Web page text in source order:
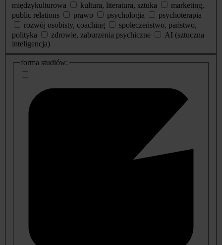
międzykulturowa
kultura, literatura, sztuka
marketing,
public relations
prawo psychologia
psychoterapia
rozwój osobisty, coaching
społeczeństwo, państwo,
polityka
zdrowie, zaburzenia psychiczne
AI (sztuczna
inteligencja)
dodatkowe
informacje
forma studiów: